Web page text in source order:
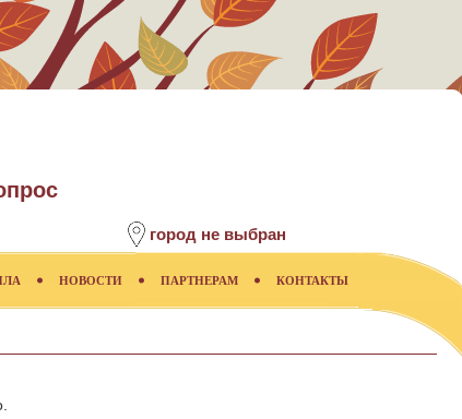
город не выбран
НОВОСТИ ПАРТНЕРАМ КОНТАКТЫ